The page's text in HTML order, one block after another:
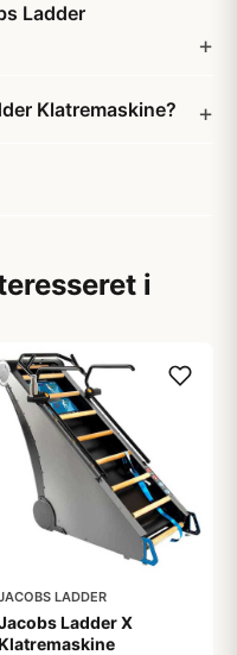
Ladder
Klatremaskine?
i
LADDER
Ladder X